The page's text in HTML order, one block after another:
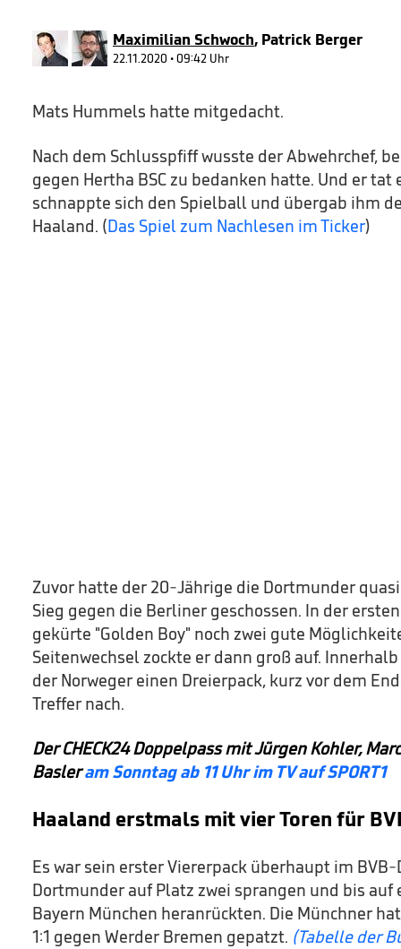
Maximilian Schwoch, Patrick Berger
22.11.2020 • 09:42 Uhr
Mats Hummels hatte mitgedacht.
Nach dem Schlusspfiff wusste der Abwehrchef,
gegen Hertha BSC zu bedanken hatte. Und er tat
schnappte sich den Spielball und übergab ihm
Haaland. (Das Spiel zum Nachlesen im Ticker)
Zuvor hatte der 20-Jährige die Dortmunder
Sieg gegen die Berliner geschossen. In der
gekürte "Golden Boy" noch zwei gute
Seitenwechsel zockte er dann groß auf.
der Norweger einen Dreierpack, kurz vor dem
Treffer nach.
Der CHECK24 Doppelpass mit Jürgen Kohler,
Basleram Sonntag ab 11 Uhr im TV auf SPORT1
Haaland erstmals mit vier Toren für
Es war sein erster Viererpack überhaupt im BVB-
Dortmunder auf Platz zwei sprangen und bis auf
Bayern München heranrückten. Die Münchner
1:1 gegen Werder Bremen gepatzt. (Tabelle der